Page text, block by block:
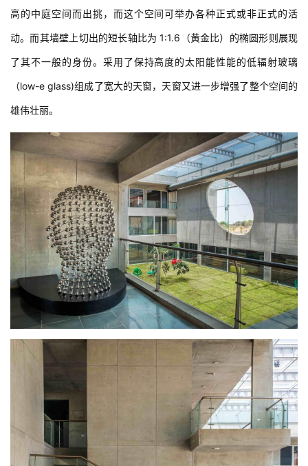
高的中庭空间而出挑，而这个空间可举办各种正式或非正式的活
动。而其墙壁上切出的短长轴比为 1:1.6（黄金比）的椭圆形则展现
了其不一般的身份。采用了保持高度的太阳能性能的低辐射玻璃
（low-e glass)组成了宽大的天窗，天窗又进一步增强了整个空间的
雄伟壮丽。